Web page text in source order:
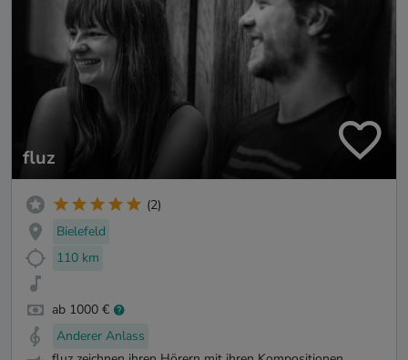
fluz
(2)
Bielefeld
110 km
ab 1000 €
Anderer Anlass